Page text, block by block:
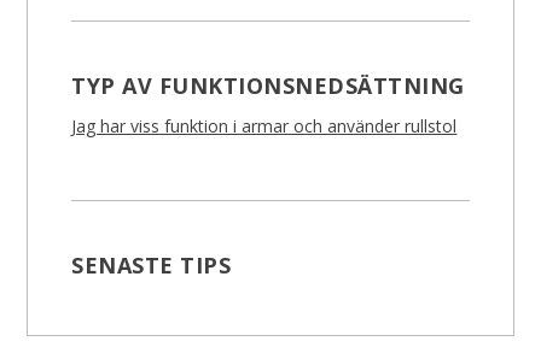
TYP AV FUNKTIONSNEDSÄTTNING
Jag har viss funktion i armar och använder rullstol
SENASTE TIPS